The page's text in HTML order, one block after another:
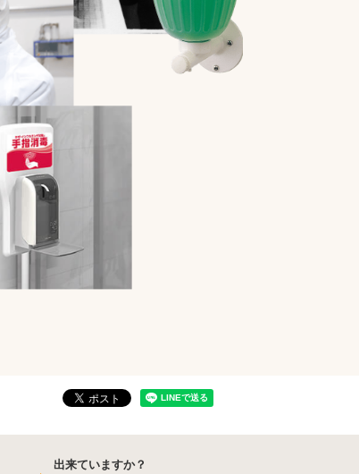
出来ていますか？